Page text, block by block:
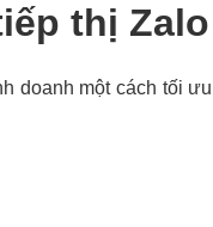
thị
doanh một cách tối